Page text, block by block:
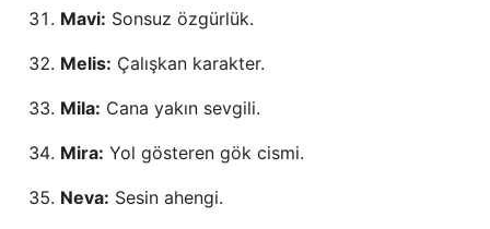
Mavi: Sonsuz özgürlük.
Melis: Çalışkan karakter.
Mila: Cana yakın sevgili.
Mira: Yol gösteren gök cismi.
Neva: Sesin ahengi.